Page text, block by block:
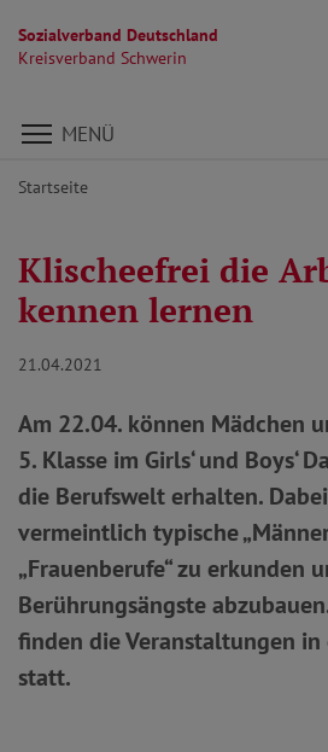
Sozialverband Deutschland
Kreisverband Schwerin
Direkt zu den Inhalten springen
MENÜ
Startseite
Klischeefrei die
kennen lernen
21.04.2021
Am 22.04. können Mädchen
5. Klasse im Girls‘ und Boys‘
die Berufswelt erhalten.
vermeintlich typische
„Frauenberufe“ zu erkunden
Berührungsängste
finden die Veranstaltungen
statt.